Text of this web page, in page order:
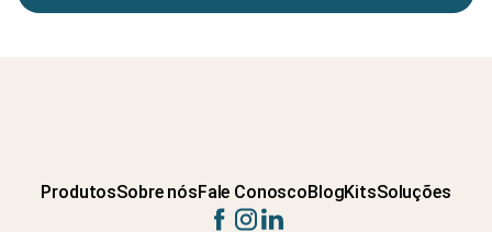
ProdutosSobre nósFale ConoscoBlogKitsSoluções